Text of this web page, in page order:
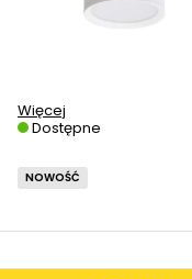
Więcej
Dostępne
NOWOŚĆ